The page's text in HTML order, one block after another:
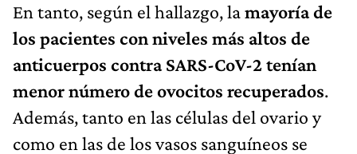
En tanto, según el hallazgo, lamayoría de
los pacientes con niveles más altos de
anticuerpos contra SARS-CoV-2 tenían
menor número de ovocitos recuperados.
Además, tanto en las células del ovario y
como en las de los vasos sanguíneos se